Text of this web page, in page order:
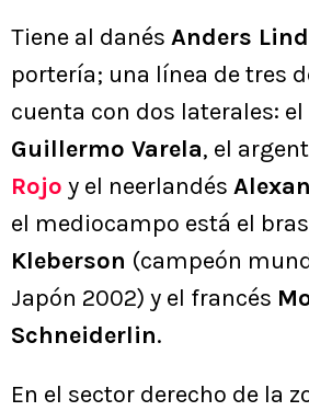
Tiene al danés Anders
portería; una línea de tres
cuenta con dos laterales:
Guillermo Varela, el
Rojo y el neerlandés
el mediocampo está el
Kleberson (campeón
Japón 2002) y el francés
Schneiderlin.
En el sector derecho de la